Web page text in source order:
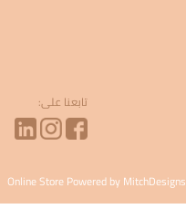
تابعنا على:
Online Store Powered by MitchDesigns